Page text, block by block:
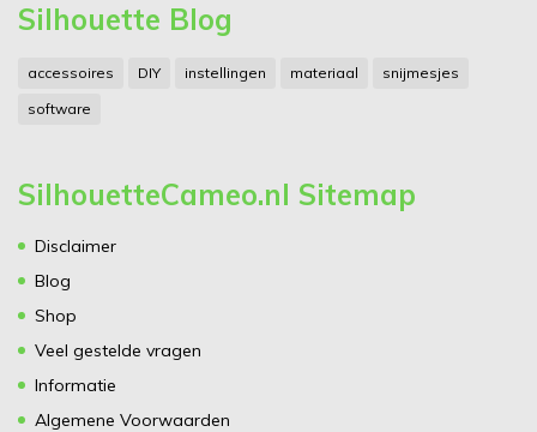
Silhouette Blog
accessoires DIY instellingen materiaal
snijmesjes
software
SilhouetteCameo.nl Sitemap
Disclaimer
Blog
Shop
Veel gestelde vragen
Informatie
Algemene Voorwaarden